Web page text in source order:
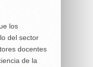
los
del sector
docentes
de la